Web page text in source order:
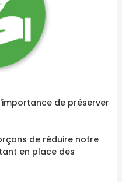
de préserver
de réduire notre
en place des